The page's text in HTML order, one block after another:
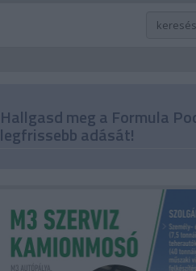
Hallgasd meg a Formula
legfrissebb adását!